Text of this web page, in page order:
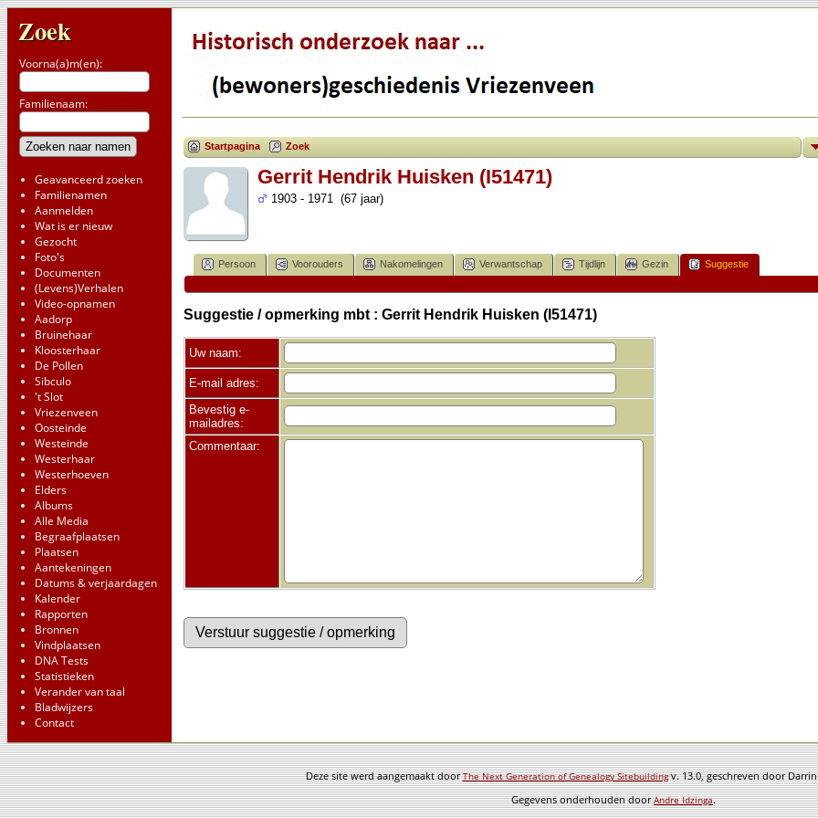
Zoek
Voorna(a)m(en):
Familienaam:
Geavanceerd zoeken
Familienamen
Aanmelden
Wat is er nieuw
Gezocht
Foto's
Documenten
(Levens)Verhalen
Video-opnamen
Aadorp
Bruinehaar
Kloosterhaar
De Pollen
Sibculo
't Slot
Vriezenveen
Oosteinde
Westeinde
Westerhaar
Westerhoeven
Elders
Albums
Alle Media
Begraafplaatsen
Plaatsen
Aantekeningen
Datums & verjaardagen
Kalender
Rapporten
Bronnen
Vindplaatsen
DNA Tests
Statistieken
Verander van taal
Bladwijzers
Contact
Startpagina Zoek
Gerrit Hendrik Huisken (I51471)
1903 - 1971 (67 jaar)
Persoon Voorouders Nakomelingen Verwantschap Tijdlijn Gezin Suggestie
Suggestie / opmerking mbt : Gerrit Hendrik Huisken (I51471)
Uw naam:
E-mail adres:
Bevestig e-
mailadres:
Commentaar:
Deze site werd aangemaakt doorThe Next Generation of Genealogy Sitebuildingv. 13.0, geschreven door
Gegevens onderhouden doorAndre Idzinga.